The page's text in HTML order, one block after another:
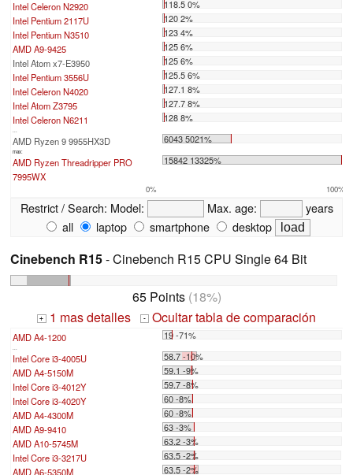
Intel Celeron N2920
118.5 0%
Intel Pentium 2117U
120 2%
Intel Pentium N3510
123 4%
AMD A9-9425
125 6%
Intel Atom x7-E3950
125 6%
Intel Pentium 3556U
125.5 6%
Intel Celeron N4020
127.1 8%
Intel Atom Z3795
127.7 8%
Intel Celeron N6211
128 8%
AMD Ryzen 9 9955HX3D 6043 5021%
max:
AMD Ryzen Threadripper PRO
7995WX
15842 13325%
0% 100%
Restrict / Search: Model: Max. age:
years
all
laptop smartphone desktop
Cinebench R15- Cinebench R15 CPU Single 64 Bit
65 Points(18%)
+ 1 mas detalles - Ocultar tabla de comparación
AMD A4-1200 19 -71%
...
Intel Core i3-4005U
58.7 -10%
AMD A4-5150M
59.1 -9%
Intel Core i3-4012Y
59.7 -8%
Intel Core i3-4020Y
60 -8%
AMD A4-4300M
60 -8%
AMD A9-9410
63 -3%
AMD A10-5745M
63.2 -3%
Intel Core i3-3217U
63.5 -2%
AMD A6-5350M
63.5 -2%